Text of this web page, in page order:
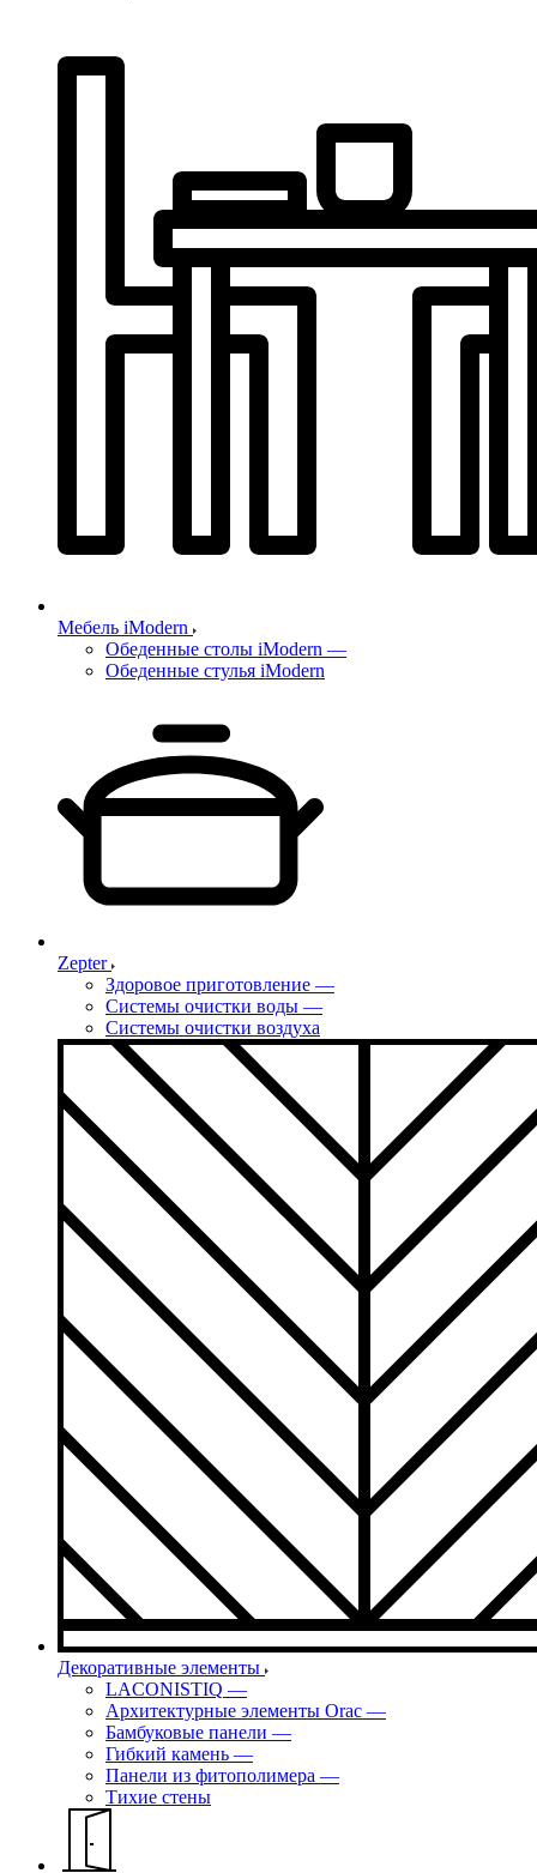
Мебель iModern
Обеденные столы iModern —
Обеденные стулья iModern
Zepter
Здоровое приготовление —
Системы очистки воды —
Системы очистки воздуха
Декоративные элементы
LACONISTIQ —
Архитектурные элементы Orac —
Бамбуковые панели —
Гибкий камень —
Панели из фитополимера —
Тихие стены